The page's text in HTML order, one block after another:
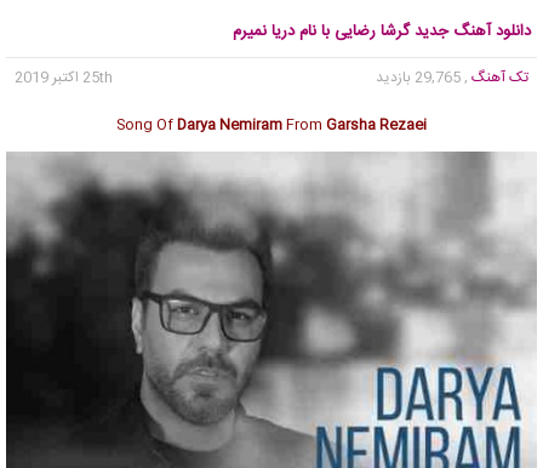
دانلود آهنگ جدید گرشا رضایی با نام دریا نمیرم
تک آهنگ , 29,765 بازدید
25th اکتبر 2019
Song OfDarya NemiramFrom Garsha Rezaei